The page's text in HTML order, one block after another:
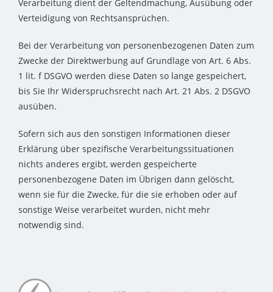
Verarbeitung dient der Geltendmachung, Ausübung oder
Verteidigung von Rechtsansprüchen.
Bei der Verarbeitung von personenbezogenen Daten zum
Zwecke der Direktwerbung auf Grundlage von Art. 6 Abs.
1 lit. f DSGVO werden diese Daten so lange gespeichert,
bis Sie Ihr Widerspruchsrecht nach Art. 21 Abs. 2 DSGVO
ausüben.
Sofern sich aus den sonstigen Informationen dieser
Erklärung über spezifische Verarbeitungssituationen
nichts anderes ergibt, werden gespeicherte
personenbezogene Daten im Übrigen dann gelöscht,
wenn sie für die Zwecke, für die sie erhoben oder auf
sonstige Weise verarbeitet wurden, nicht mehr
notwendig sind.